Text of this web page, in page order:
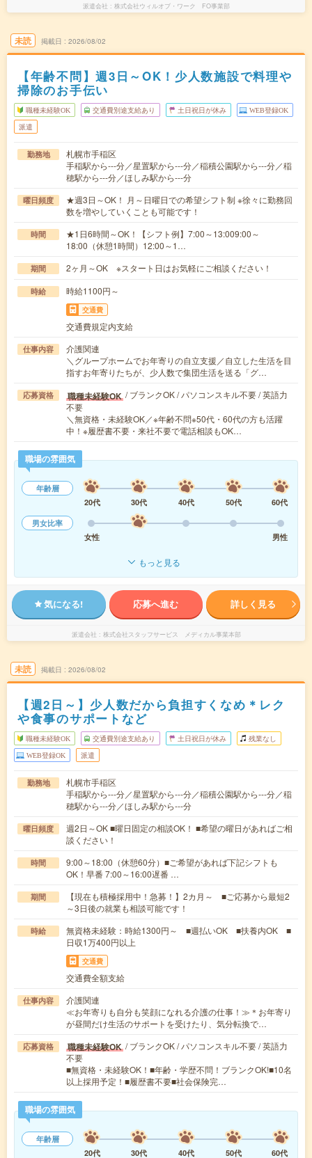
派遣会社 株式会社ウィルオブ・ワーク FO事業部
未読 掲載日 2026/08/02
【年齢不問】週3日～OK！少人数施設で料理や
掃除のお手伝い
職種未経験OK 交通費別途支給あり 土日祝日が休み WEB登録OK
派遣
勤務地
札幌市手稲区
手稲駅から---分／星置駅から---分／稲積公園駅から---分／稲
穂駅から---分／ほしみ駅から---分
曜日頻度
★週3日～OK！ 月～日曜日での希望シフト制 ※徐々に勤務回
数を増やしていくことも可能です！
時間
★1日6時間～OK！【シフト例】7:00～13:009:00～
18:00（休憩1時間）12:00～1…
期間 2ヶ月～OK ※スタート日はお気軽にご相談ください！
時給 時給1100円～
交通費
交通費規定内支給
仕事内容
介護関連
＼グループホームでお年寄りの自立支援／自立した生活を目
指すお年寄りたちが、少人数で集団生活を送る「グ…
応募資格 職種未経験OK / ブランクOK / パソコンスキル不要 / 英語力
不要
＼無資格・未経験OK／※年齢不問※50代・60代の方も活躍
中！※履歴書不要・来社不要で電話相談もOK…
職場の雰囲気
年齢層
20代
30代 40代 50代
60代
男女比率
女性
男性
もっと見る
気になる! 応募へ進む 詳しく見る
派遣会社 株式会社スタッフサービス メディカル事業本部
未読 掲載日 2026/08/02
【週2日～】少人数だから負担すくなめ＊レク
や食事のサポートなど
職種未経験OK 交通費別途支給あり 土日祝日が休み 残業なし
WEB登録OK 派遣
勤務地
札幌市手稲区
手稲駅から---分／星置駅から---分／稲積公園駅から---分／稲
穂駅から---分／ほしみ駅から---分
曜日頻度
週2日～OK ■曜日固定の相談OK！ ■希望の曜日があればご相
談ください！
時間
9:00～18:00（休憩60分）■ご希望があれば下記シフトも
OK！早番 7:00～16:00遅番 …
期間
【現在も積極採用中！急募！】2カ月～ ■ご応募から最短2
～3日後の就業も相談可能です！
時給
無資格未経験：時給1300円～ ■週払いOK ■扶養内OK ■
日収1万400円以上
交通費
交通費全額支給
仕事内容
介護関連
≪お年寄りも自分も笑顔になれる介護の仕事！≫＊お年寄り
が昼間だけ生活のサポートを受けたり、気分転換で…
応募資格 職種未経験OK / ブランクOK / パソコンスキル不要 / 英語力
不要
■無資格・未経験OK！■年齢・学歴不問！ブランクOK!■10名
以上採用予定！■履歴書不要■社会保険完…
職場の雰囲気
年齢層
20代
30代 40代 50代 60代